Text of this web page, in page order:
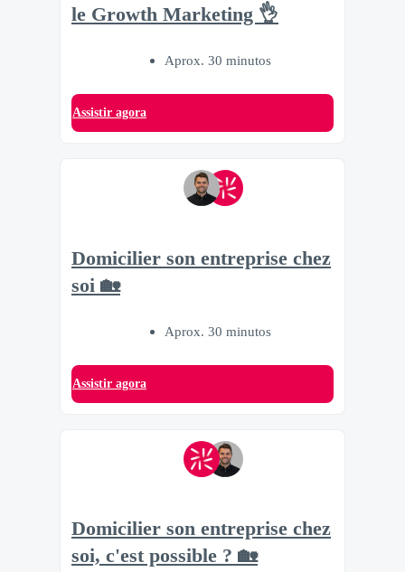
le Growth Marketing 👌
Aprox. 30 minutos
Assistir agora
Domicilier son entreprise chez
soi 🏡
Aprox. 30 minutos
Assistir agora
Domicilier son entreprise chez
soi, c'est possible ? 🏡